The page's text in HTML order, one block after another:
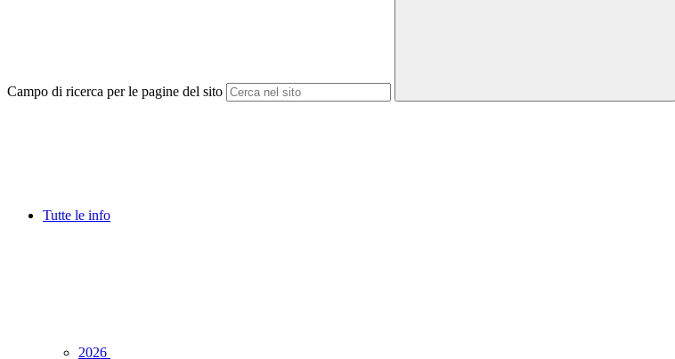
Campo di ricerca per le pagine del sito
Tutte le info
2026